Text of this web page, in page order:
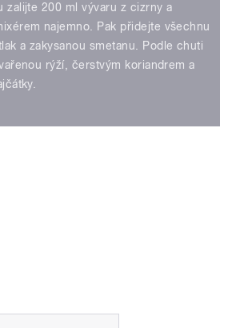
zalijte 200 ml vývaru z cizrny a
najemno. Pak přidejte všechnu
a zakysanou smetanu. Podle chuti
rýží, čerstvým koriandrem a